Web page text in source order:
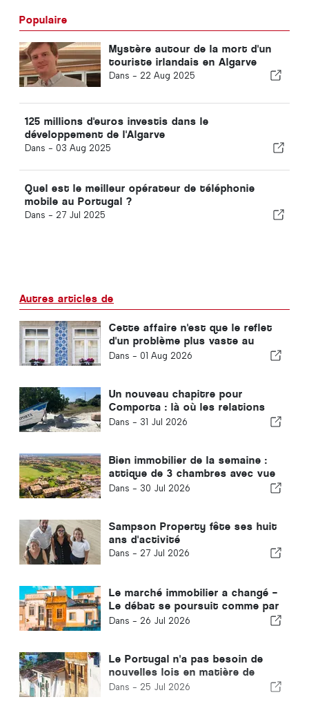
Populaire
Mystère autour de la mort d'un
touriste irlandais en Algarve
Dans - 22 Aug 2025
125 millions d'euros investis dans le
développement de l'Algarve
Dans - 03 Aug 2025
Quel est le meilleur opérateur de téléphonie
mobile au Portugal ?
Dans - 27 Jul 2025
Autres articles de
Cette affaire n'est que le reflet
d'un problème plus vaste au
Portugal
Dans - 01 Aug 2026
Un nouveau chapitre pour
Comporta : là où les relations
ouvrent la voie à des
Dans - 31 Jul 2026
Bien immobilier de la semaine :
attique de 3 chambres avec vue
sur le golf et la mer à Vilamoura
Dans - 30 Jul 2026
Sampson Property fête ses huit
ans d'activité
Dans - 27 Jul 2026
Le marché immobilier a changé –
Le débat se poursuit comme par
le passé
Dans - 26 Jul 2026
Le Portugal n'a pas besoin de
nouvelles lois en matière de
logement : il doit passer à
Dans - 25 Jul 2026